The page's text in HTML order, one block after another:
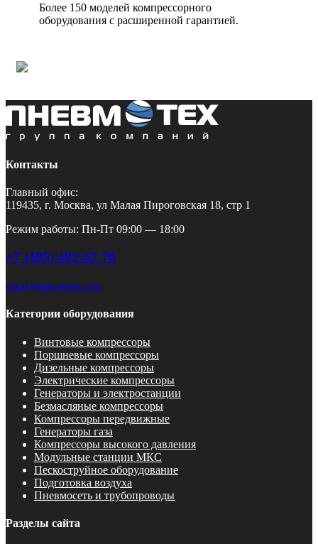
Более 150 моделей компрессорного
оборудования с расширенной гарантией.
Контакты
Главный офис:
119435, г. Москва, ул Малая Пироговская 18, стр 1
Режим работы: Пн-Пт 09:00 — 18:00
+7 (495) 492-67-70
zakaz@pnevmotex.com
Категории оборудования
Винтовые компрессоры
Поршневые компрессоры
Дизельные компрессоры
Электрические компрессоры
Генераторы и электростанции
Безмасляные компрессоры
Компрессоры передвижные
Генераторы газа
Компрессоры высокого давления
Модульные станции МКС
Пескоструйное оборудование
Подготовка воздуха
Пневмосеть и трубопроводы
Разделы сайта